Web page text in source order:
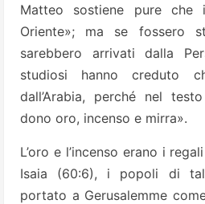
Matteo sostiene pure che
Oriente»; ma se fossero
sarebbero arrivati dalla
studiosi hanno creduto
dall’Arabia, perché nel
dono oro, incenso e mirra».
L’oro e l’incenso erano i
Isaia (60:6), i popoli di
portato a Gerusalemme